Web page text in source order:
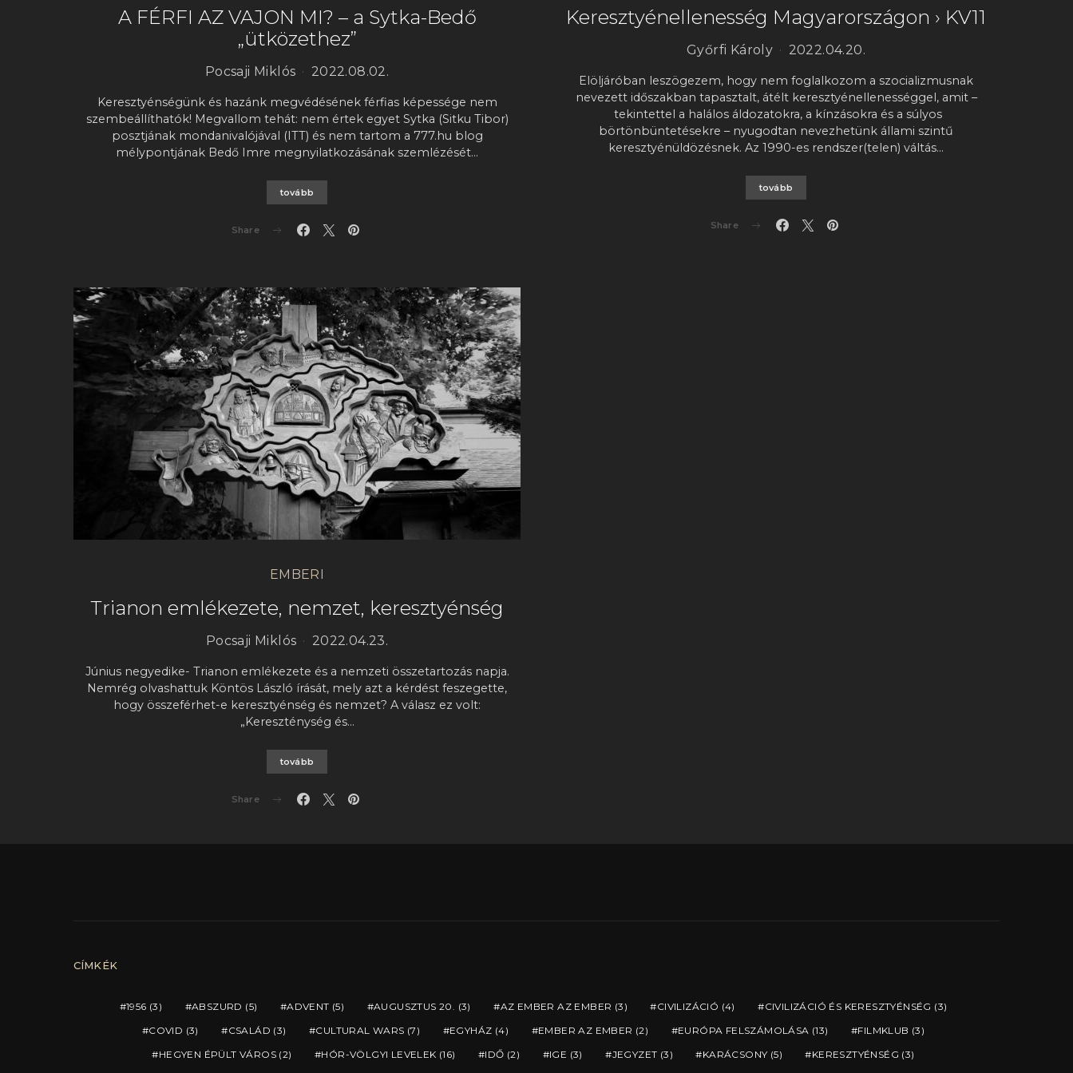
A FÉRFI AZ VAJON MI? – a Sytka-Bedő
„ütközethez”
Pocsaji Miklós 2022.08.02.
Keresztyénségünk és hazánk megvédésének férfias képessége nem
szembeállíthatók! Megvallom tehát: nem értek egyet Sytka (Sitku Tibor)
posztjának mondanivalójával (ITT) és nem tartom a 777.hu blog
mélypontjának Bedő Imre megnyilatkozásának szemlézését…
tovább
Share
Keresztyénellenesség Magyarországon › KV11
Győrfi Károly 2022.04.20.
Elöljáróban leszögezem, hogy nem foglalkozom a szocializmusnak
nevezett időszakban tapasztalt, átélt keresztyénellenességgel, amit –
tekintettel a halálos áldozatokra, a kínzásokra és a súlyos
börtönbüntetésekre – nyugodtan nevezhetünk állami szintű
keresztyénüldözésnek. Az 1990-es rendszer(telen) váltás…
tovább
Share
EMBERI
Trianon emlékezete, nemzet, keresztyénség
Pocsaji Miklós 2022.04.23.
Június negyedike- Trianon emlékezete és a nemzeti összetartozás napja.
Nemrég olvashattuk Köntös László írását, mely azt a kérdést feszegette,
hogy összeférhet-e keresztyénség és nemzet? A válasz ez volt:
„Kereszténység és…
tovább
Share
CÍMKÉK
1956 (3) ABSZURD (5) ADVENT (5) AUGUSZTUS 20. (3) AZ EMBER AZ EMBER (3) CIVILIZÁCIÓ (4) CIVILIZÁCIÓ ÉS KERESZTYÉNSÉG (3)
COVID (3) CSALÁD (3) CULTURAL WARS (7) EGYHÁZ (4) EMBER AZ EMBER (2) EURÓPA FELSZÁMOLÁSA (13) FILMKLUB (3)
HEGYEN ÉPÜLT VÁROS(2) HÓR-VÖLGYI LEVELEK (16) IDŐ (2) IGE (3) JEGYZET (3) KARÁCSONY (5) KERESZTYÉNSÉG (3)